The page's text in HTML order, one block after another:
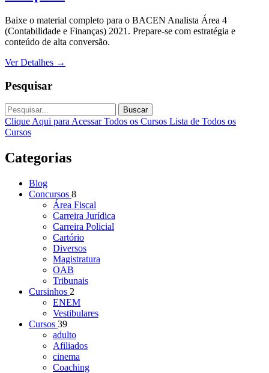
Baixe o material completo para o BACEN Analista Área 4
(Contabilidade e Finanças) 2021. Prepare-se com estratégia e
conteúdo de alta conversão.
Ver Detalhes →
Pesquisar
Buscar
Clique Aqui para Acessar Todos os Cursos Lista de Todos os
Cursos
Categorias
Blog
Concursos 8
Área Fiscal
Carreira Jurídica
Carreira Policial
Cartório
Diversos
Magistratura
OAB
Tribunais
Cursinhos 2
ENEM
Vestibulares
Cursos 39
adulto
Afiliados
cinema
Coaching